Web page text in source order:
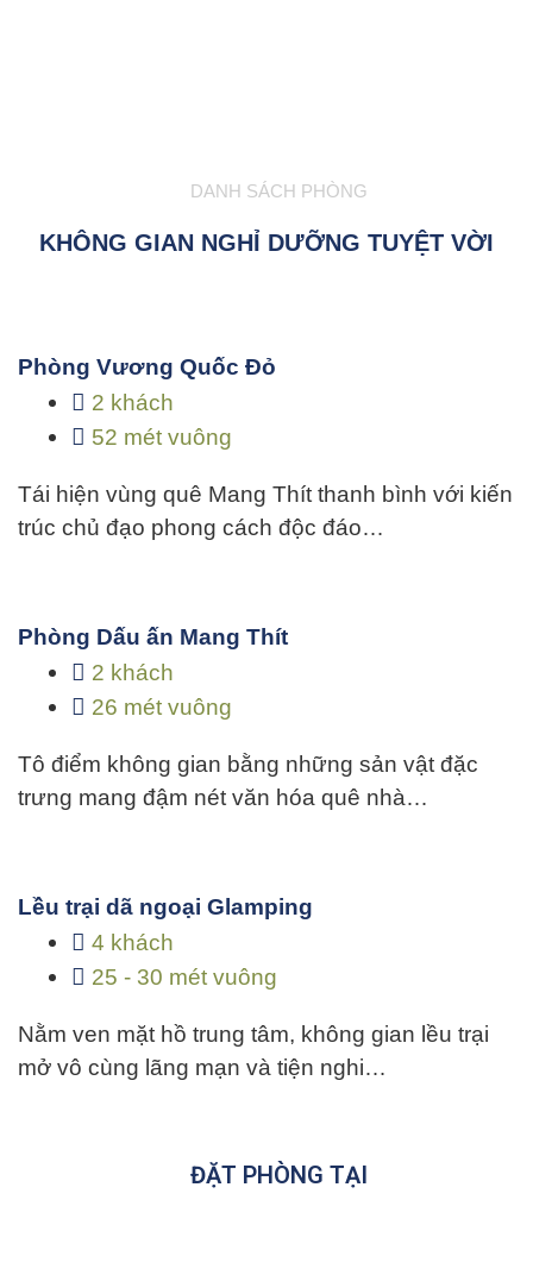
DANH SÁCH PHÒNG
KHÔNG GIAN NGHỈ DƯỠNG TUYỆT VỜI
Phòng Vương Quốc Đỏ
2 khách
52 mét vuông
Tái hiện vùng quê Mang Thít thanh bình với kiến
trúc chủ đạo phong cách độc đáo…
Phòng Dấu ấn Mang Thít
2 khách
26 mét vuông
Tô điểm không gian bằng những sản vật đặc
trưng mang đậm nét văn hóa quê nhà…
Lều trại dã ngoại Glamping
4 khách
25 - 30 mét vuông
Nằm ven mặt hồ trung tâm, không gian lều trại
mở vô cùng lãng mạn và tiện nghi…
ĐẶT PHÒNG TẠI